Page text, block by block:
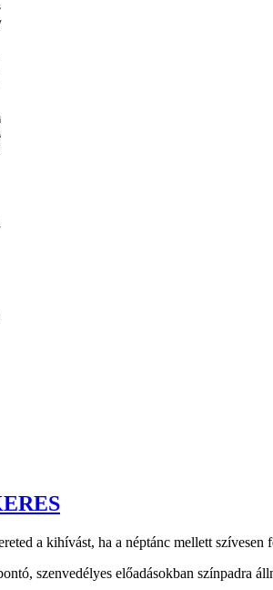
a kihívást, ha a néptánc mellett
szenvedélyes előadásokban színpadra